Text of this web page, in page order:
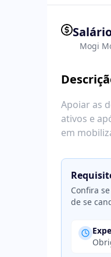
Mogi
Apoiar as
ativos e
em
Confira
de se